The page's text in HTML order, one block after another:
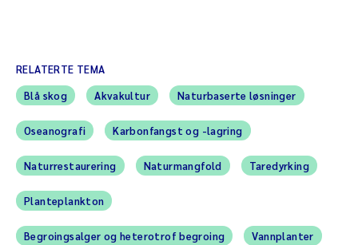
RELATERTE TEMA
Blå skog
Akvakultur Naturbaserte løsninger
Oseanografi Karbonfangst og -lagring
Naturrestaurering Naturmangfold Taredyrking
Planteplankton
Begroingsalger og heterotrof begroing Vannplanter